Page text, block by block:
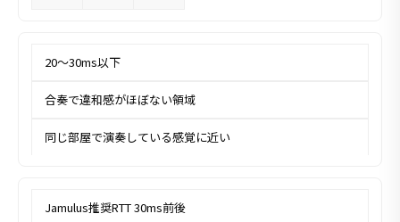
20〜30ms以下
合奏で違和感がほぼない領域
同じ部屋で演奏している感覚に近い
Jamulus推奨RTT 30ms前後